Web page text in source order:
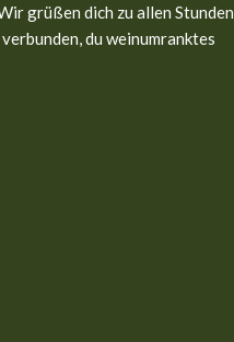
grüßen dich zu allen Stunden,
du weinumranktes